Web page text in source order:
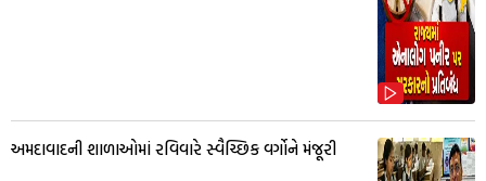
અમદાવાદની શાળાઓમાં રવિવારે સ્વૈચ્છિક વર્ગોને મંજૂરી